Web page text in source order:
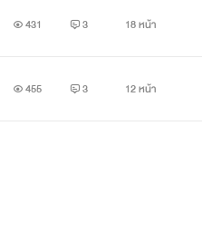
431 3 18 หน้า
455 3 12 หน้า